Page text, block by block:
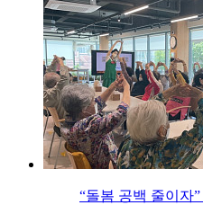
“돌봄 공백 줄이자